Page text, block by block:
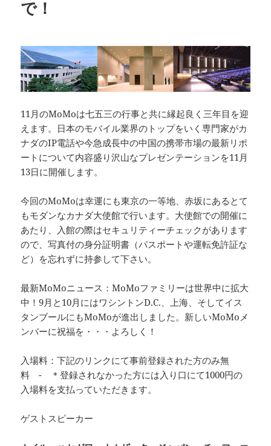
で！
11月のMoMoは七五三の行事と共に縁起良く三年目を迎
えます。日本のモバイル業界のトップをいく専門家がカ
ナダのIP電話や今急成長中の中国の携帯市場の最新リポ
ートについて内容盛り沢山なプレゼンテーションを11月
13日に開催します。
今回のMoMoは幸運にも東京の一等地、赤坂にあるとて
もモダンなカナダ大使館で行います。大使館での開催に
あたり、入館の際はセキュリティーチェックがあります
ので、写真付の身分証明書（パスポートや運転免許証な
ど）を忘れずに持参して下さい。
最新MoMoニュース：MoMoファミリーは世界中に拡大
中！9月と10月にはワシントンD.C.、上海、そしてイス
タンブールにもMoMoが進出しました。新しいMoMoメ
ンバーに祝福を・・・よろしく！
入場料：下記のリンクにて事前登録された方のみ無
料 - ＊登録されなかった方には入り口にて1000円の
入場料を支払っていただきます。
ゲストスピーカー